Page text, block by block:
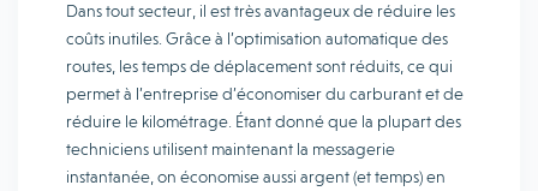
Dans tout secteur, il est très avantageux de réduire les
coûts inutiles. Grâce à l’optimisation automatique des
routes, les temps de déplacement sont réduits, ce qui
permet à l’entreprise d’économiser du carburant et de
réduire le kilométrage. Étant donné que la plupart des
techniciens utilisent maintenant la messagerie
instantanée, on économise aussi argent (et temps) en